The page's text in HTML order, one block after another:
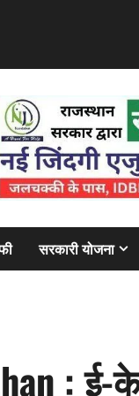
सरकारी योजना
: ई-